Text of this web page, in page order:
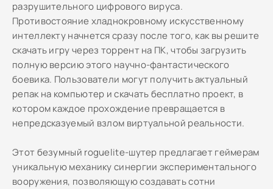
разрушительного цифрового вируса.
Противостояние хладнокровному искусственному
интеллекту начнется сразу после того, как вы решите
скачать игру через торрент на ПК, чтобы загрузить
полную версию этого научно-фантастического
боевика. Пользователи могут получить актуальный
репак на компьютер и скачать бесплатно проект, в
котором каждое прохождение превращается в
непредсказуемый взлом виртуальной реальности.
Этот безумный roguelite-шутер предлагает геймерам
уникальную механику синергии экспериментального
вооружения, позволяющую создавать сотни